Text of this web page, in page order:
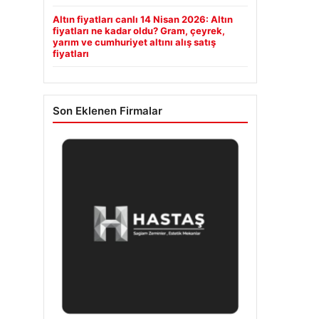
Altın fiyatları canlı 14 Nisan 2026: Altın
fiyatları ne kadar oldu? Gram, çeyrek,
yarım ve cumhuriyet altını alış satış
fiyatları
Son Eklenen Firmalar